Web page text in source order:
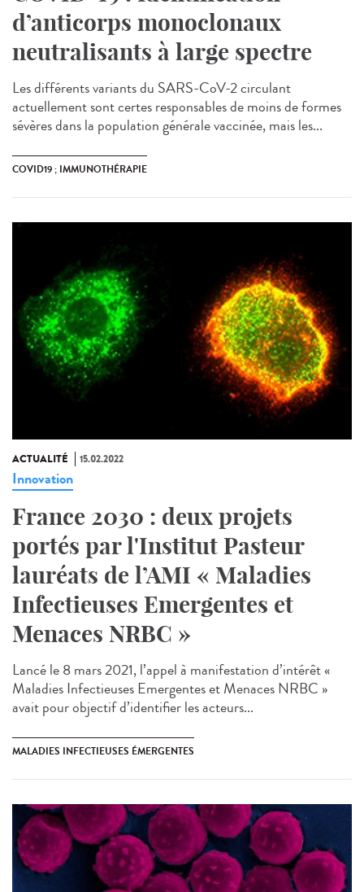
d’anticorps monoclonaux
neutralisants à large spectre
Les différents variants du SARS-CoV-2 circulant
actuellement sont certes responsables de moins de formes
sévères dans la population générale vaccinée, mais les...
COVID19 ; IMMUNOTHÉRAPIE
ACTUALITÉ 15.02.2022
Innovation
France 2030 : deux projets
portés par l'Institut Pasteur
lauréats de l’AMI « Maladies
Infectieuses Emergentes et
Menaces NRBC »
Lancé le 8 mars 2021, l’appel à manifestation d’intérêt «
Maladies Infectieuses Emergentes et Menaces NRBC »
avait pour objectif d’identifier les acteurs...
MALADIES INFECTIEUSES ÉMERGENTES